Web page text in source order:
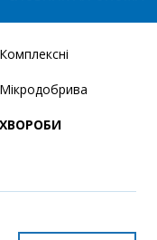
Комплексні
Мікродобрива
ХВОРОБИ